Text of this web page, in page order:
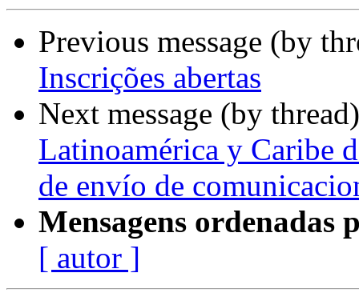
Previous message (by
Inscrições abertas
Next message (by
Latinoamérica y Caribe
de envío de
Mensagens ordenadas
[ autor ]